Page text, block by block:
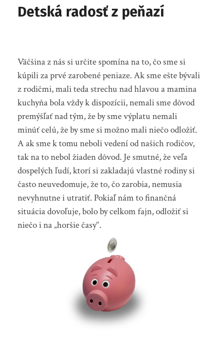
Detská radosť z peňazí
Väčšina z nás si určite spomína na to, čo sme si
kúpili za prvé zarobené peniaze. Ak sme ešte bývali
z rodičmi, mali teda strechu nad hlavou a mamina
kuchyňa bola vždy k dispozícii, nemali sme dôvod
premýšľať nad tým, že by sme výplatu nemali
minúť celú, že by sme si možno mali niečo odložiť.
A ak sme k tomu neboli vedení od našich rodičov,
tak na to nebol žiaden dôvod. Je smutné, že veľa
dospelých ľudí, ktorí si zakladajú vlastné rodiny si
často neuvedomuje, že to, čo zarobia, nemusia
nevyhnutne i utratiť. Pokiaľ nám to finančná
situácia dovoľuje, bolo by celkom fajn, odložiť si
niečo i na „horšie časy“.